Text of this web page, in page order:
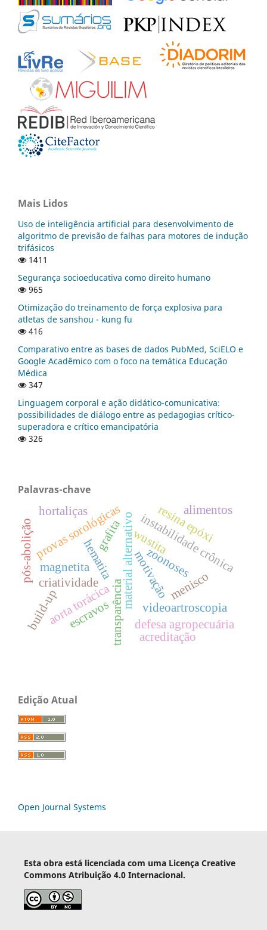
Mais Lidos
Uso de inteligência artificial para desenvolvimento de
algoritmo de previsão de falhas para motores de indução
trifásicos
1411
Segurança socioeducativa como direito humano
965
Otimização do treinamento de força explosiva para
atletas de sanshou - kung fu
416
Comparativo entre as bases de dados PubMed, SciELO e
Google Acadêmico com o foco na temática Educação
Médica
347
Linguagem corporal e ação didático-comunicativa:
possibilidades de diálogo entre as pedagogias crítico-
superadora e crítico emancipatória
326
Palavras-chave
transparência
aorta torácica
criatividade material alternativomotivação
zoonoses
defesa agropecuária
provas sorológicas wustita
instabilidade crônica
videoartroscopia
menisco
acreditação
escravos
pós-abolição resina epóxi
hematita
hortaliças alimentos
build-up
grafita
magnetita
Edição Atual
Open Journal Systems
Esta obra está licenciada com uma Licença Creative
Commons Atribuição 4.0 Internacional.